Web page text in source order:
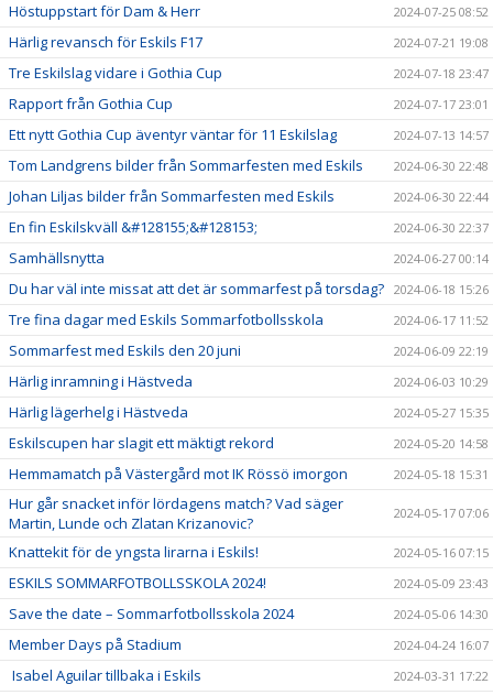
Höstuppstart för Dam & Herr 2024-07-25 08:52
Härlig revansch för Eskils F17 2024-07-21 19:08
Tre Eskilslag vidare i Gothia Cup 2024-07-18 23:47
Rapport från Gothia Cup 2024-07-17 23:01
Ett nytt Gothia Cup äventyr väntar för 11 Eskilslag 2024-07-13 14:57
Tom Landgrens bilder från Sommarfesten med Eskils 2024-06-30 22:48
Johan Liljas bilder från Sommarfesten med Eskils 2024-06-30 22:44
En fin Eskilskväll &#128155;&#128153; 2024-06-30 22:37
Samhällsnytta 2024-06-27 00:14
Du har väl inte missat att det är sommarfest på torsdag? 2024-06-18 15:26
Tre fina dagar med Eskils Sommarfotbollsskola 2024-06-17 11:52
Sommarfest med Eskils den 20 juni 2024-06-09 22:19
Härlig inramning i Hästveda 2024-06-03 10:29
Härlig lägerhelg i Hästveda 2024-05-27 15:35
Eskilscupen har slagit ett mäktigt rekord 2024-05-20 14:58
Hemmamatch på Västergård mot IK Rössö imorgon 2024-05-18 15:31
Hur går snacket inför lördagens match? Vad säger
Martin, Lunde och Zlatan Krizanovic?
2024-05-17 07:06
Knattekit för de yngsta lirarna i Eskils! 2024-05-16 07:15
ESKILS SOMMARFOTBOLLSSKOLA 2024! 2024-05-09 23:43
Save the date – Sommarfotbollsskola 2024 2024-05-06 14:30
Member Days på Stadium 2024-04-24 16:07
Isabel Aguilar tillbaka i Eskils 2024-03-31 17:22